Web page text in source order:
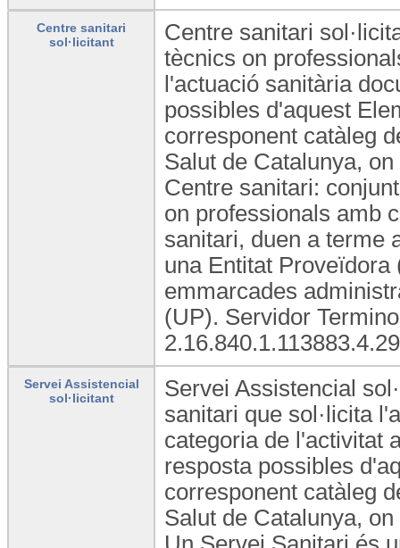
Centre sanitari
sol·licitant
Centre sanitari
tècnics on
l'actuació sanitària
possibles d'aquest
corresponent catàleg
Salut de Catalunya,
Centre sanitari:
on professionals amb
sanitari, duen a terme
una Entitat
emmarcades
(UP). Servidor
Servei Assistencial
sol·licitant
Servei Assistencial
sanitari que sol·licita
categoria de l'activitat
resposta possibles
corresponent catàleg
Salut de Catalunya,